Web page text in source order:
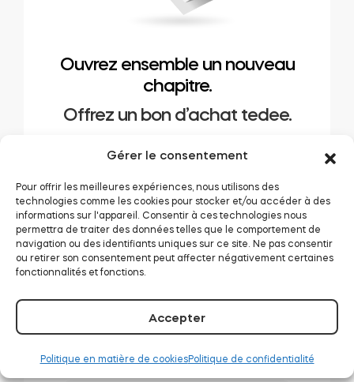
Gérer le consentement
Pour offrir les meilleures expériences, nous utilisons des
technologies comme les cookies pour stocker et/ou accéder à des
informations sur l'appareil. Consentir à ces technologies nous
permettra de traiter des données telles que le comportement de
navigation ou des identifiants uniques sur ce site. Ne pas consentir
ou retirer son consentement peut affecter négativement certaines
fonctionnalités et fonctions.
Accepter
Politique en matière de cookiesPolitique de confidentialité
Ouvrez ensemble un nouveau
chapitre.
Offrez un bon d’achat tedee.
ACHETER MAINTENANT ➜
Rechercher: